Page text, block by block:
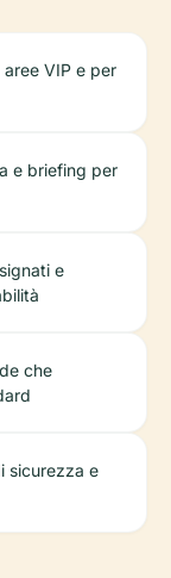
VIP e per
e briefing per
e
che
sicurezza e